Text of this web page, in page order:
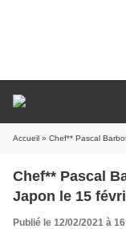
Accueil » Chef** Pascal
Chef** Pascal
Japon le 15
Publié le 12/02/2021 à